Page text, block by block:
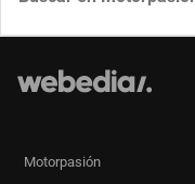
Motorpasión